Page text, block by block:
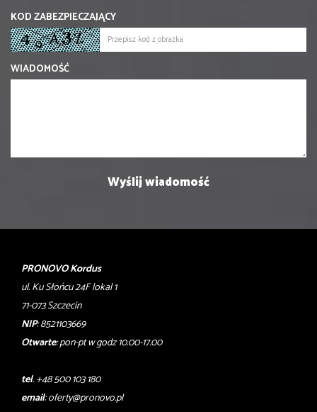
KOD ZABEZPIECZAJĄCY
WIADOMOŚĆ
PRONOVO Kordus
ul. Ku Słońcu 24F lokal 1
71-073 Szczecin
NIP: 8521103669
Otwarte: pon-pt w godz 10.00-17.00
tel. +48 500 103 180
email:oferty@pronovo.pl